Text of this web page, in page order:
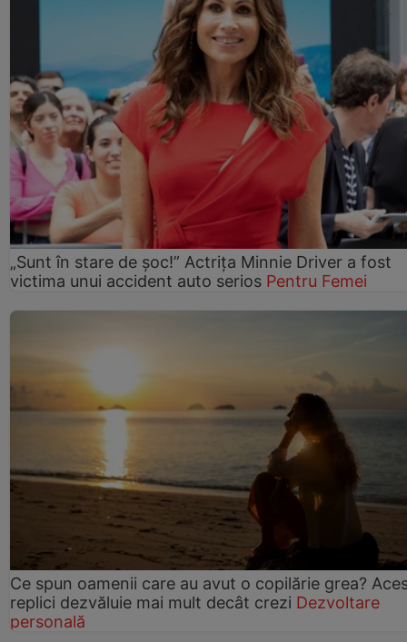
„Sunt în stare de șoc!” Actrița Minnie Driver a fost
victima unui accident auto serios Pentru Femei
Ce spun oamenii care au avut o copilărie grea?
replici dezvăluie mai mult decât crezi Dezvoltare
personală